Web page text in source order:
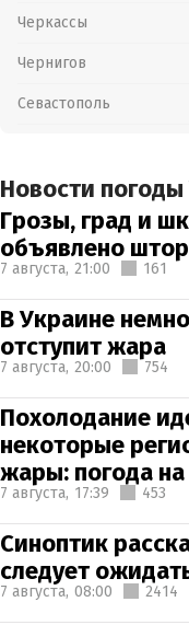
Черкассы
Чернигов
Севастополь
Новости
Грозы, град и
объявлено
7 августа, 21:00 161
В Украине
отступит жара
7 августа, 20:00 754
Похолодание
некоторые
жары: погода на
7 августа, 17:39 453
Синоптик
следует
7 августа, 08:00 2414